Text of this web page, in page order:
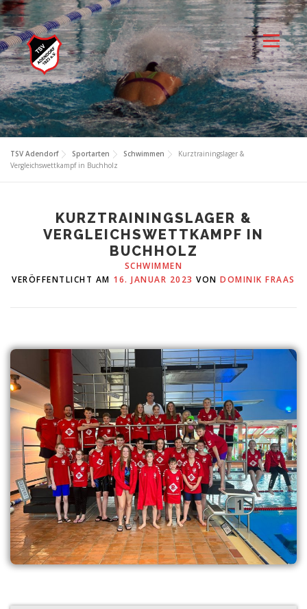
Zum
Inhalt
springen
Menü
TSV Adendorf Sportarten Schwimmen
Kurztrainingslager &
Vergleichswettkampf in Buchholz
KURZTRAININGSLAGER &
VERGLEICHSWETTKAMPF IN
BUCHHOLZ
SCHWIMMEN
VERÖFFENTLICHT AM 16. JANUAR 2023 VONDOMINIK FRAAS